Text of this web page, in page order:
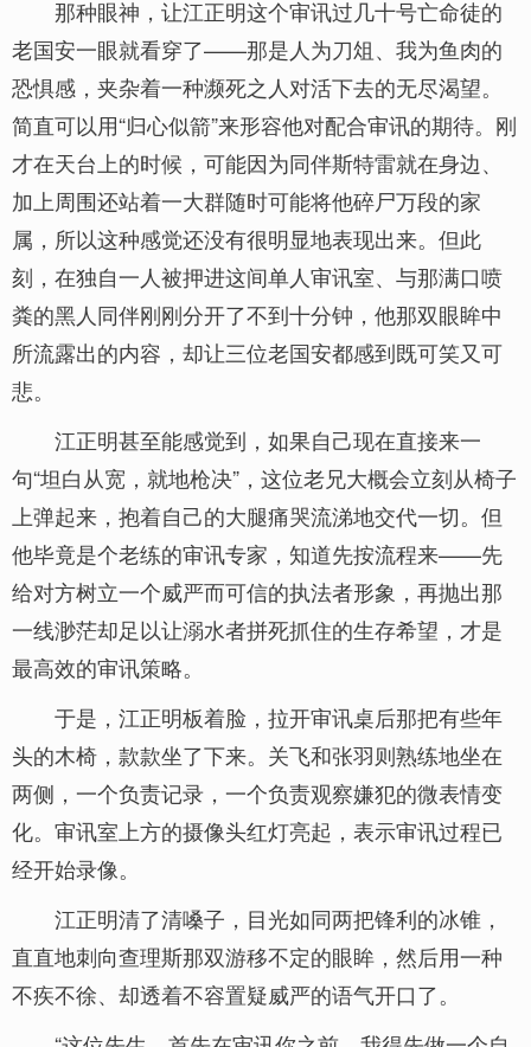
那种眼神，让江正明这个审讯过几十号亡命徒的
老国安一眼就看穿了——那是人为刀俎、我为鱼肉的
恐惧感，夹杂着一种濒死之人对活下去的无尽渴望。
简直可以用“归心似箭”来形容他对配合审讯的期待。刚
才在天台上的时候，可能因为同伴斯特雷就在身边、
加上周围还站着一大群随时可能将他碎尸万段的家
属，所以这种感觉还没有很明显地表现出来。但此
刻，在独自一人被押进这间单人审讯室、与那满口喷
粪的黑人同伴刚刚分开了不到十分钟，他那双眼眸中
所流露出的内容，却让三位老国安都感到既可笑又可
悲。
江正明甚至能感觉到，如果自己现在直接来一
句“坦白从宽，就地枪决”，这位老兄大概会立刻从椅子
上弹起来，抱着自己的大腿痛哭流涕地交代一切。但
他毕竟是个老练的审讯专家，知道先按流程来——先
给对方树立一个威严而可信的执法者形象，再抛出那
一线渺茫却足以让溺水者拼死抓住的生存希望，才是
最高效的审讯策略。
于是，江正明板着脸，拉开审讯桌后那把有些年
头的木椅，款款坐了下来。关飞和张羽则熟练地坐在
两侧，一个负责记录，一个负责观察嫌犯的微表情变
化。审讯室上方的摄像头红灯亮起，表示审讯过程已
经开始录像。
江正明清了清嗓子，目光如同两把锋利的冰锥，
直直地刺向查理斯那双游移不定的眼眸，然后用一种
不疾不徐、却透着不容置疑威严的语气开口了。